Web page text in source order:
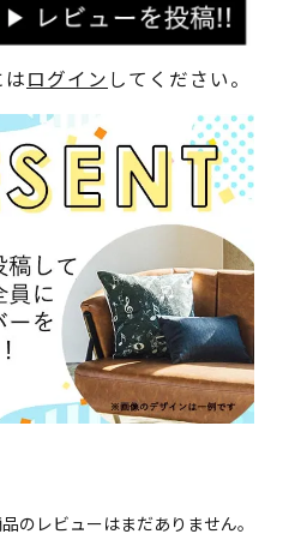
ログイン してください。
のレビューはまだありません。